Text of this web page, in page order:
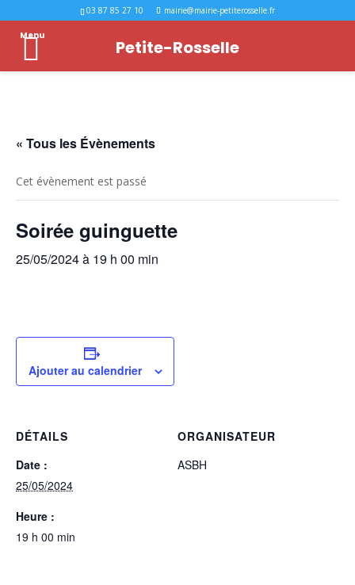
03 87 85 27 10 mairie@mairie-petiterosselle.fr
« Tous les Évènements
Cet évènement est passé
Soirée guinguette
25/05/2024 à 19 h 00 min
Ajouter au calendrier
DÉTAILS
Date :
25/05/2024
Heure :
19 h 00 min
ORGANISATEUR
ASBH
Menu
Petite-Rosselle